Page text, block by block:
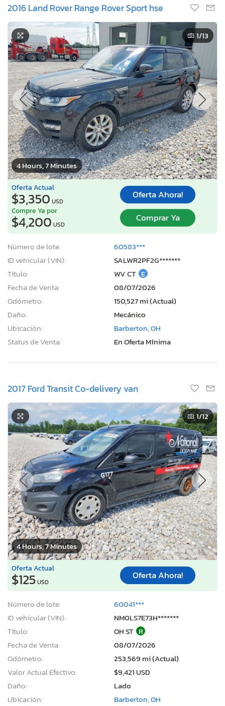
2016 Land Rover Range Rover Sport hse
4 Hours, 7 Minutes
1/13
Oferta Actual
$3,350 USD
Oferta Ahora!
Compre Ya por
$4,200 USD
Comprar Ya
Número de lote:
60583***
ID vehicular (VIN):
SALWR2PF2G*******
Título:
WV CT E
Fecha de Venta:
08/07/2026
Odómetro:
150,527 mi (Actual)
Daño:
Mecánico
Ubicación:
Barberton, OH
Status de Venta:
En Oferta Mínima
2017 Ford Transit Co-delivery van
4 Hours, 7 Minutes
1/12
Oferta Actual
$125USD
Oferta Ahora!
Número de lote:
60041***
ID vehicular (VIN):
NM0LS7E73H*******
Título:
OH ST R
Fecha de Venta:
08/07/2026
Odómetro:
253,569 mi (Actual)
Valor Actual Efectivo:
$9,421 USD
Daño:
Lado
Ubicación:
Barberton, OH